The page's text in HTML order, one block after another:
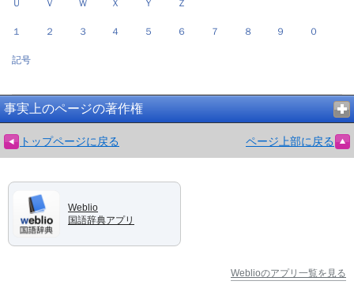
Ｕ Ｖ Ｗ Ｘ Ｙ Ｚ
１ ２ ３ ４ ５ ６ ７ ８ ９ ０
記号
事実上のページの著作権
トップページに戻る ページ上部に戻る
Weblio
国語辞典アプリ
Weblioのアプリ一覧を見る